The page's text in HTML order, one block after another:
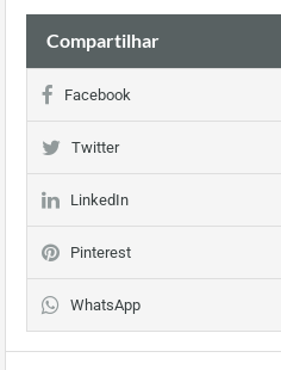
Compartilhar
Facebook
Twitter
LinkedIn
Pinterest
WhatsApp